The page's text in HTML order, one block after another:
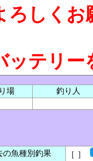
ろしくお
テリー
場 釣り人
の魚種別釣果 ［ ］